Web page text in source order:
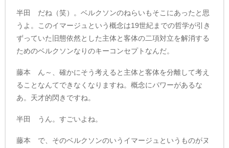
半田 だね（笑）。ベルクソンのねらいもそこにあったと思
うよ。このイマージュという概念は19世紀までの哲学が引き
ずっていた旧態依然とした主体と客体の二項対立を解消する
ためのベルクソンなりのキーコンセプトなんだ。
藤本 ん～、確かにそう考えると主体と客体を分離して考え
ることなんてできなくなりますね。概念にパワーがあるな
あ。天才的閃きですね。
半田 うん。すごいよね。
藤本 で、そのベルクソンのいうイマージュというものがヌ